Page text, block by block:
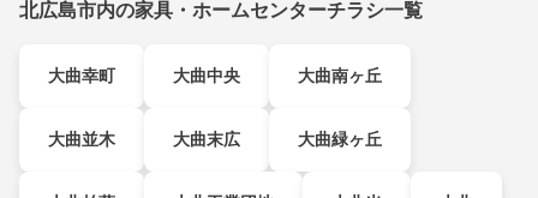
北広島市内の家具・ホームセンターチラシ一覧
大曲幸町 大曲中央 大曲南ヶ丘
大曲並木 大曲末広 大曲緑ヶ丘